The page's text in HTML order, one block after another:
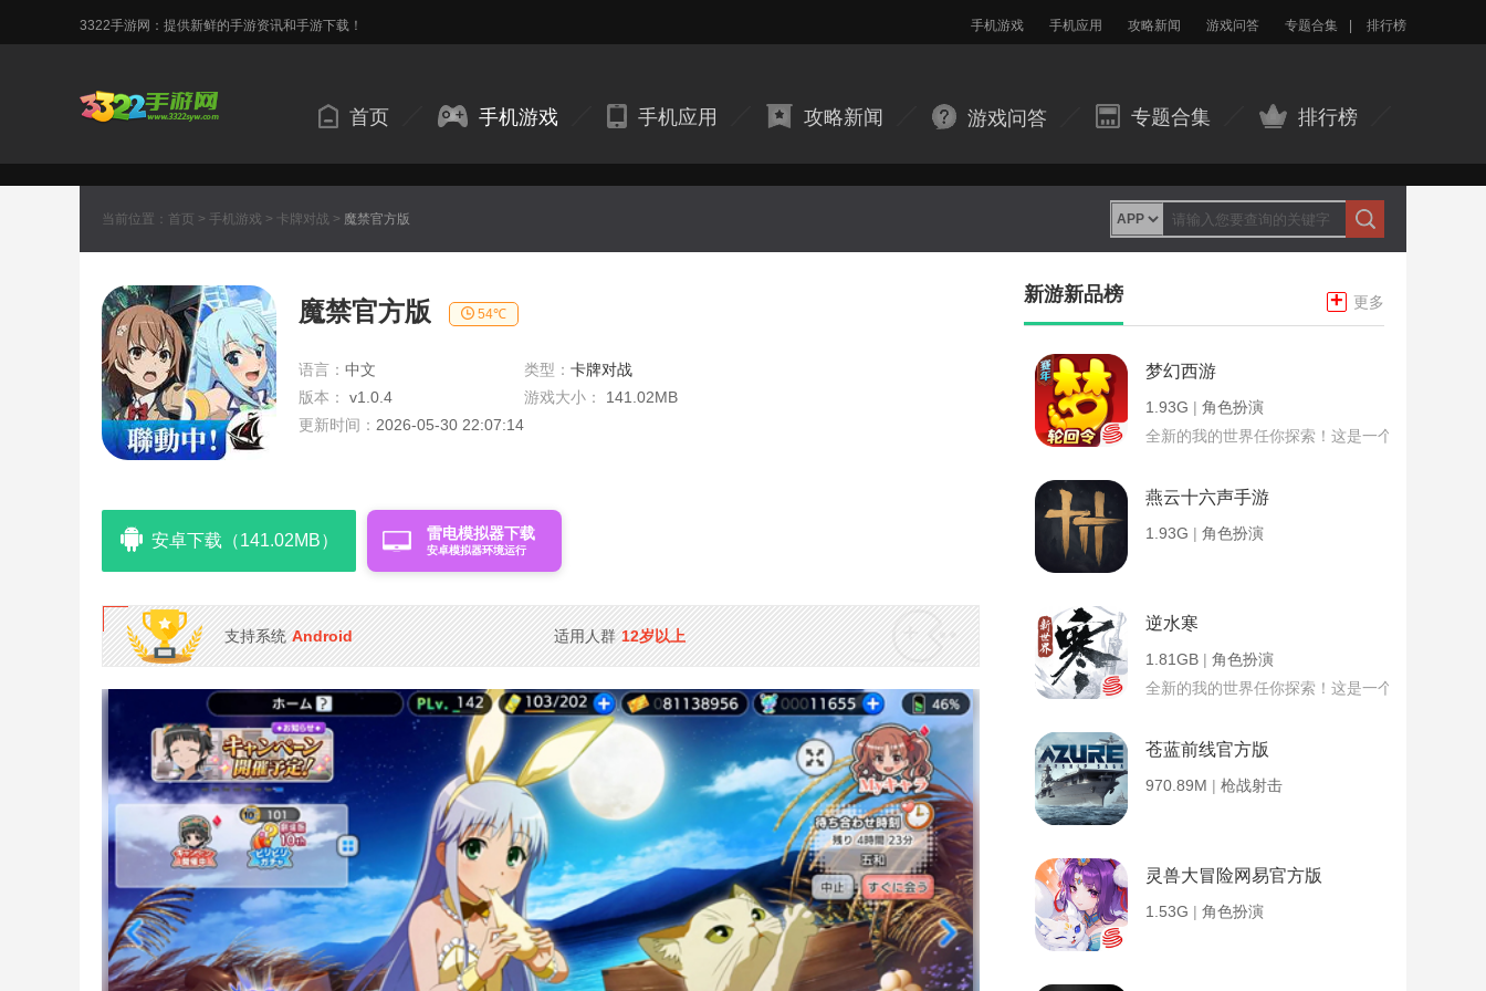
3322手游网：提供新鲜的手游资讯和手游下载！ 手机游戏 手机应用 攻略新闻 游戏问答 专题合集 排行榜
首页 手机游戏 手机应用 攻略新闻 游戏问答 专题合集 排行榜
当前位置： 首页 > 手机游戏 > 卡牌对战 > 魔禁官方版
魔禁官方版 54℃
语言： 中文 类型： 卡牌对战
版本：
v1.0.4 游戏大小：
141.02MB
更新时间： 2026-05-30 22:07:14
安卓下载（141.02MB） 雷电模拟器下载
安卓模拟器环境运行
支持系统 Android 适用人群 12岁以上
新游新品榜 + 更多
梦幻西游
1.93G | 角色扮演
全新的我的世界任你探索！这是一个小提示字段。
燕云十六声手游
1.93G | 角色扮演
逆水寒
1.81GB | 角色扮演
全新的我的世界任你探索！这是一个小提示字段。
苍蓝前线官方版
970.89M | 枪战射击
灵兽大冒险网易官方版
1.53G | 角色扮演